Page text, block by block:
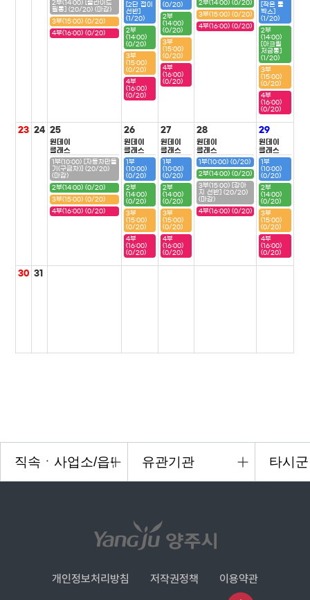
2부(14:00) [슬라이드
필통] (20/20) (마감)
3부(15:00) (0/20)
4부(16:00) (0/20)
[2단 접이
선반]
(1/20)
2부
(14:00)
(0/20)
3부
(15:00)
(0/20)
4부
(16:00)
(0/20)
(0/20)
2부
(14:00)
(0/20)
3부
(15:00)
(0/20)
4부
(16:00)
(0/20)
2부(14:00) (0/20)
3부(15:00) (0/20)
4부(16:00) (0/20)
[작은 툴
박스]
(1/20)
2부
(14:00)
[아크릴
저금통]
(1/20)
3부
(15:00)
(0/20)
4부
(16:00)
(0/20)
23 24 25
원데이
클래스
1부(10:00) [자동차만들
기(구급차)] (20/20)
(마감)
2부(14:00) (0/20)
3부(15:00) (0/20)
4부(16:00) (0/20)
26
원데이
클래스
1부
(10:00)
(0/20)
2부
(14:00)
(0/20)
3부
(15:00)
(0/20)
4부
(16:00)
(0/20)
27
원데이
클래스
1부
(10:00)
(0/20)
2부
(14:00)
(0/20)
3부
(15:00)
(0/20)
4부
(16:00)
(0/20)
28
원데이
클래스
1부(10:00) (0/20)
2부(14:00) (0/20)
3부(15:00) [강아
지 선반] (20/20)
(마감)
4부(16:00) (0/20)
29
원데이
클래스
1부
(10:00)
(0/20)
2부
(14:00)
(0/20)
3부
(15:00)
(0/20)
4부
(16:00)
(0/20)
30 31
개인정보처리방침 저작권정책 이용약관